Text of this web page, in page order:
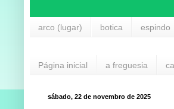
arco (lugar) botica espindo
Página inicial a freguesia
sábado, 22 de novembro de 2025